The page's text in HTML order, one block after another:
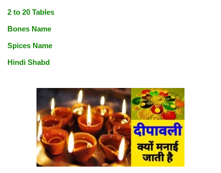
2 to 20 Tables
Bones Name
Spices Name
Hindi Shabd